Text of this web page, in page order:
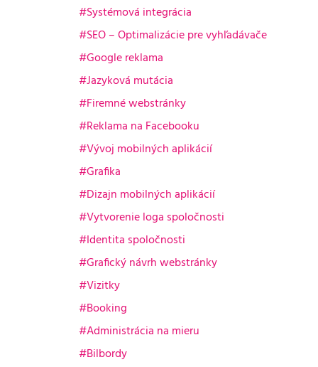
Systémová integrácia
SEO – Optimalizácie pre vyhľadávače
Google reklama
Jazyková mutácia
Firemné webstránky
Reklama na Facebooku
Vývoj mobilných aplikácií
Grafika
Dizajn mobilných aplikácií
Vytvorenie loga spoločnosti
Identita spoločnosti
Grafický návrh webstránky
Vizitky
Booking
Administrácia na mieru
Bilbordy